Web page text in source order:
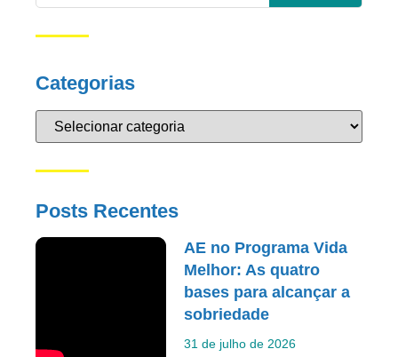
Categorias
Posts Recentes
AE no Programa Vida
Melhor: As quatro
bases para alcançar a
sobriedade
31 de julho de 2026